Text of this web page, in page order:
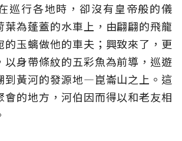
巡行各地時，卻沒有皇帝般的儀
葉為蓬蓋的水車上，由翩翩的飛龍
的玉螭做他的車夫；興致來了，更
以身帶條紋的五彩魚為前導，巡遊
到黃河的發源地—崑崙山之上。這
會的地方，河伯因而得以和老友相